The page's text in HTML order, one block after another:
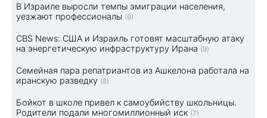
В Израиле выросли темпы эмиграции населения,
уезжают профессионалы (9)
CBS News: США и Израиль готовят масштабную атаку
на энергетическую инфраструктуру Ирана (9)
Семейная пара репатриантов из Ашкелона работала на
иранскую разведку (8)
Бойкот в школе привел к самоубийству школьницы.
Родители подали многомиллионный иск (7)